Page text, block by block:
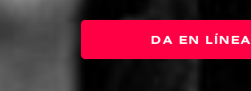
DA EN LÍNEA